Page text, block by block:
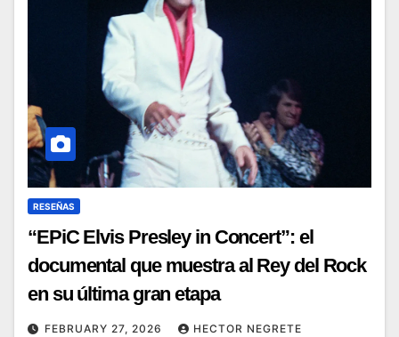
RESEÑAS
“EPiC Elvis Presley in Concert”: el
documental que muestra al Rey del Rock
en su última gran etapa
FEBRUARY 27, 2026 HECTOR NEGRETE